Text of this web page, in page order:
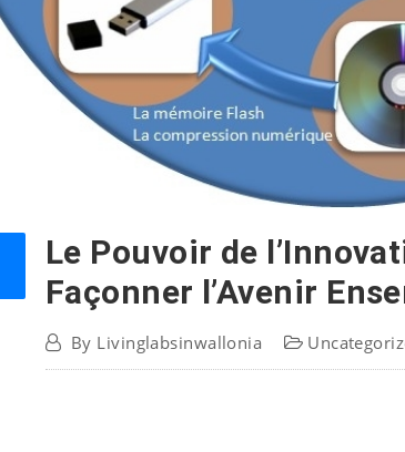
Le Pouvoir de
Façonner l’Avenir
By Livinglabsinwallonia